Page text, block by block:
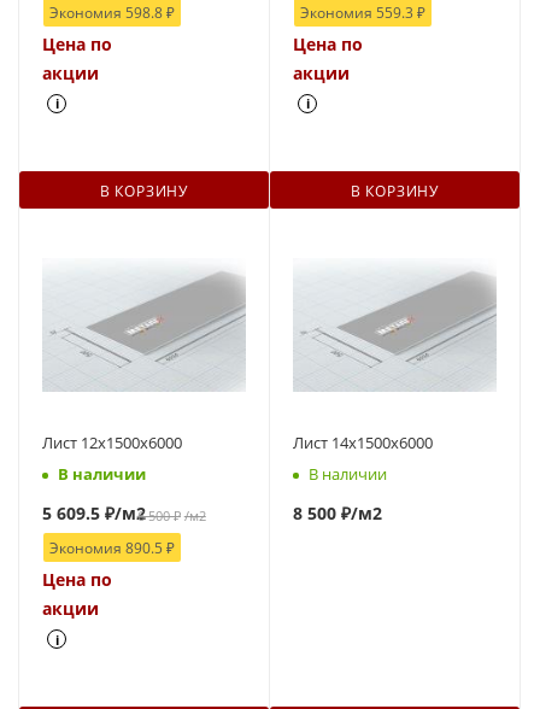
Экономия 598.8₽
Цена по
акции
i
В КОРЗИНУ
Экономия 559.3 ₽
Цена по
акции
i
В КОРЗИНУ
Лист 12х1500х6000
В наличии
6 500₽ /м2
5 609.5 ₽/м2
Экономия 890.5 ₽
Цена по
акции
i
Лист 14х1500х6000
В наличии
8 500 ₽/м2